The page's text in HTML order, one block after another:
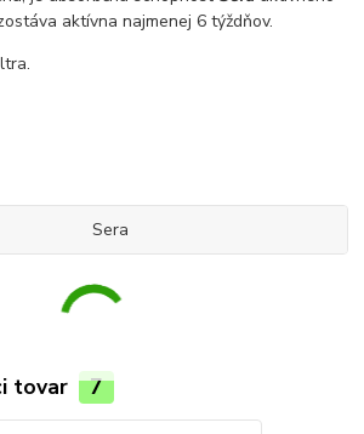
aktívna najmenej 6 týždňov.
Sera
tovar 7